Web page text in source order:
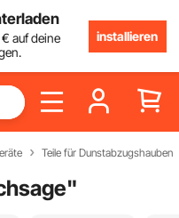
€ auf deine
installieren
Teile für Dunstabzugshauben
"